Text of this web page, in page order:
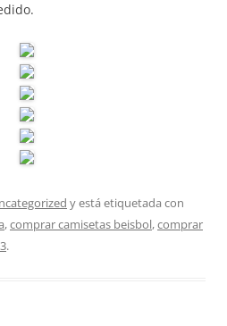
y está etiquetada con
,comprar camisetas beisbol,comprar
.